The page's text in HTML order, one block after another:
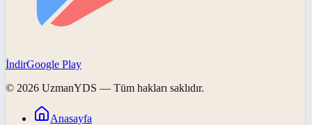
İndirGoogle Play
© 2026 UzmanYDS — Tüm hakları saklıdır.
Anasayfa